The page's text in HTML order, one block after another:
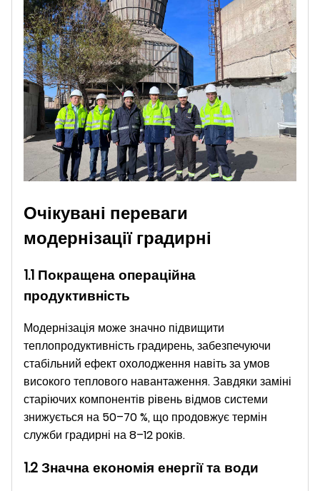
Очікувані переваги
модернізації градирні
1.1 Покращена операційна
продуктивність
Модернізація може значно підвищити
теплопродуктивність градирень, забезпечуючи
стабільний ефект охолодження навіть за умов
високого теплового навантаження. Завдяки заміні
старіючих компонентів рівень відмов системи
знижується на 50–70 %, що продовжує термін
служби градирні на 8–12 років.
1.2 Значна економія енергії та води